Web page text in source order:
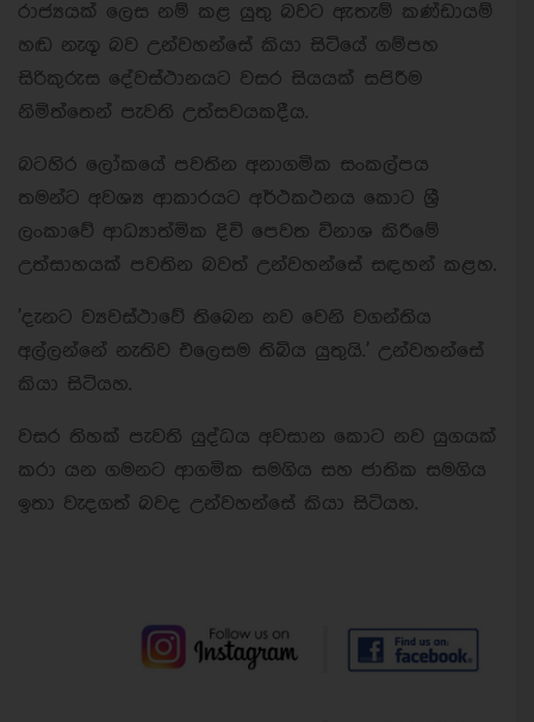
රාජ්‍යයක් ලෙස නම් කළ යුතු බවට ඇතැම් කණ්ඩායම්
හඬ නැගූ බව උන්වහන්සේ කියා සිටියේ ගම්පහ
සිරිකුරුස දේවස්ථානයට වසර සියයක් සපිරීම
නිමිත්තෙන් පැවති උත්සවයකදීය.
බටහිර ලෝකයේ පවතින අනාගමික සංකල්පය
තමන්ට අවශ්‍ය ආකාරයට අර්ථකථනය කොට ශ්‍රී
ලංකාවේ ආධ්‍යාත්මික දිවි පෙවත විනාශ කිරීමේ
උත්සාහයක් පවතින බවත් උන්වහන්සේ සඳහන් කළහ.
'දැනට ව්‍යවස්ථාවේ තිබෙන නව වෙනි වගන්තිය
අල්ලන්නේ නැතිව එලෙසම තිබිය යුතුයි.' උන්වහන්සේ
කියා සිටියහ.
වසර තිහක් පැවති යුද්ධය අවසාන කොට නව යුගයක්
කරා යන ගමනට ආගමික සමගිය සහ ජාතික සමගිය
ඉතා වැදගත් බවද උන්වහන්සේ කියා සිටියහ.